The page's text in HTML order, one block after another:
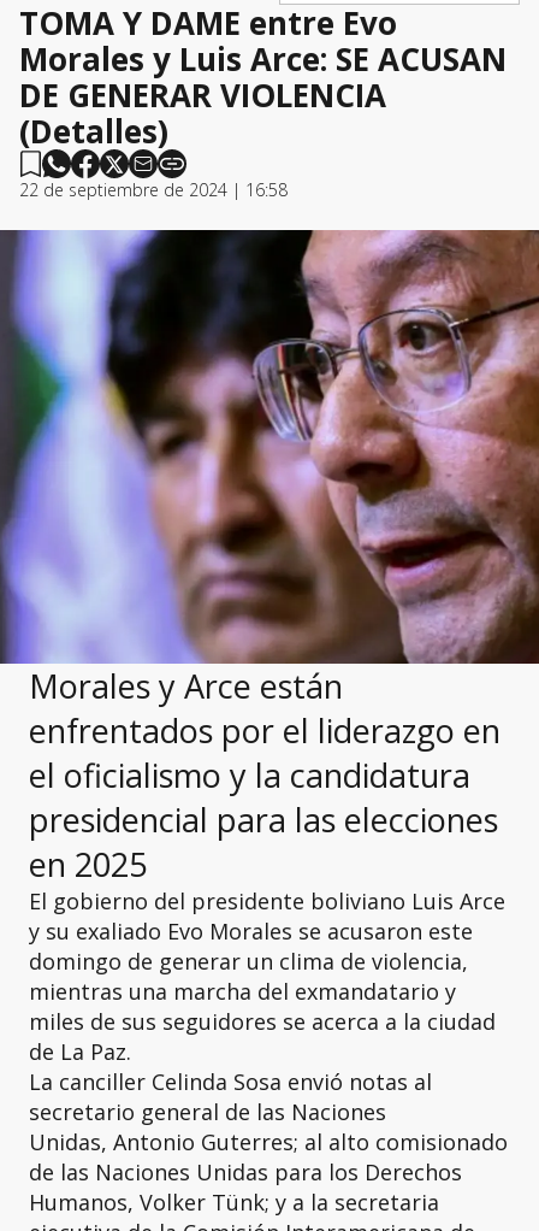
TOMA Y DAME entre Evo
Morales y Luis Arce: SE ACUSAN
DE GENERAR VIOLENCIA
(Detalles)
22 de septiembre de 2024 | 16:58
Morales y Arce están
enfrentados por el liderazgo en
el oficialismo y la candidatura
presidencial para las elecciones
en 2025
El gobierno del presidente boliviano Luis Arce
y su exaliado Evo Morales se acusaron este
domingo de generar un clima de violencia,
mientras una marcha del exmandatario y
miles de sus seguidores se acerca a la ciudad
de La Paz.
La canciller Celinda Sosa envió notas al
secretario general de las Naciones
Unidas, Antonio Guterres; al alto comisionado
de las Naciones Unidas para los Derechos
Humanos, Volker Tünk; y a la secretaria